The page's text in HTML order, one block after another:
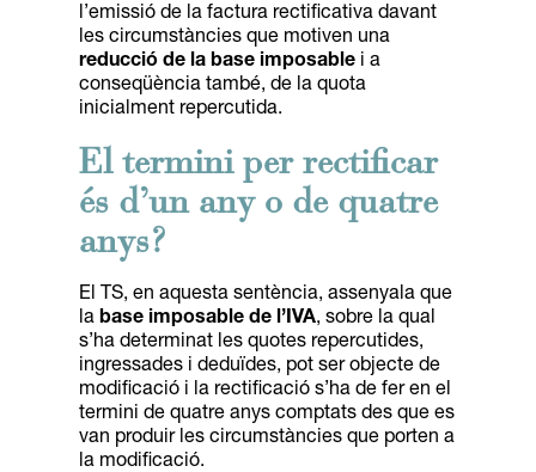
l’emissió de la factura rectificativa davant
les circumstàncies que motiven una
reducció de la base imposable i a
conseqüència també, de la quota
inicialment repercutida.
El termini per rectificar
és d’un any o de quatre
anys?
El TS, en aquesta sentència, assenyala que
la base imposable de l’IVA, sobre la qual
s’ha determinat les quotes repercutides,
ingressades i deduïdes, pot ser objecte de
modificació i la rectificació s’ha de fer en el
termini de quatre anys comptats des que es
van produir les circumstàncies que porten a
la modificació.